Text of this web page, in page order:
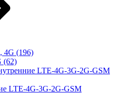
4G (196)
(62)
LTE-4G-3G-2G-GSM
LTE-4G-3G-2G-GSM